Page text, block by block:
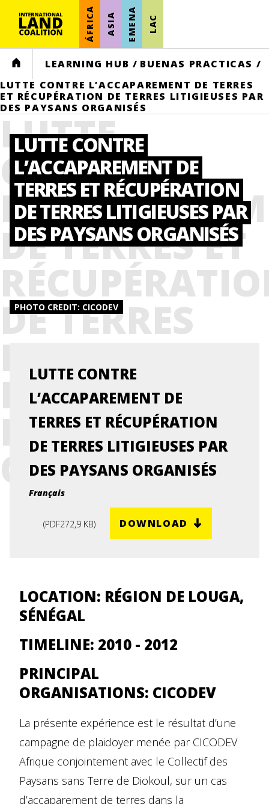
ÁFRICA ASIA EMENA LAC
HOME LEARNING HUB / BUENAS PRACTICAS /
LUTTE CONTRE L’ACCAPAREMENT DE TERRES
ET RÉCUPÉRATION DE TERRES LITIGIEUSES PAR
DES PAYSANS ORGANISÉS
LUTTE
CONTRE
DE TERRES ET
DE TERRES
LITIGIEUSES
PAR DES
PAYSANS
ORGANISÉS
LUTTE CONTRE
L’ACCAPAREMENT DE
TERRES ET RÉCUPÉRATION
DE TERRES LITIGIEUSES PAR
DES PAYSANS ORGANISÉS
PHOTO CREDIT: CICODEV
LUTTE CONTRE
L’ACCAPAREMENT DE
TERRES ET RÉCUPÉRATION
DE TERRES LITIGIEUSES PAR
DES PAYSANS ORGANISÉS
Français
(PDF272,9 KB) DOWNLOAD
LOCATION: RÉGION DE LOUGA,
SÉNÉGAL
TIMELINE: 2010 - 2012
PRINCIPAL
ORGANISATIONS: CICODEV
La présente expérience est le résultat d’une
campagne de plaidoyer menée par CICODEV
Afrique conjointement avec le Collectif des
Paysans sans Terre de Diokoul, sur un cas
d’accaparement de terres dans la